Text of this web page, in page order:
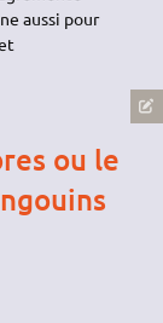
aussi pour
ou le